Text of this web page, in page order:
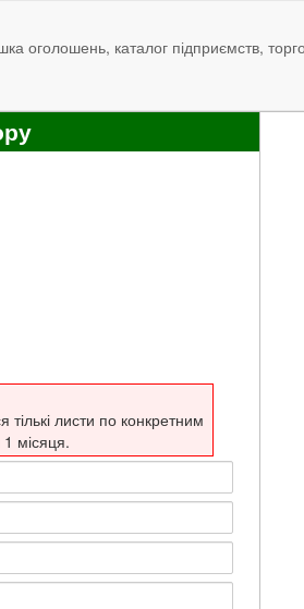
оголошень, каталог підприємств,
листи по конкретним
місяця.